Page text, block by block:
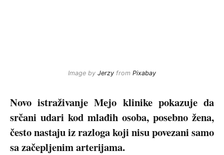
Image by Jerzy from Pixabay
Novo istraživanje Mejo klinike pokazuje da
srčani udari kod mlađih osoba, posebno žena,
često nastaju iz razloga koji nisu povezani samo
sa začepljenim arterijama.